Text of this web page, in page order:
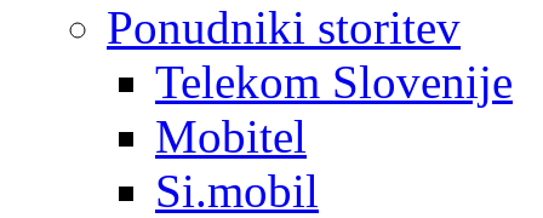
Ponudniki storitev
Telekom Slovenije
Mobitel
Si.mobil